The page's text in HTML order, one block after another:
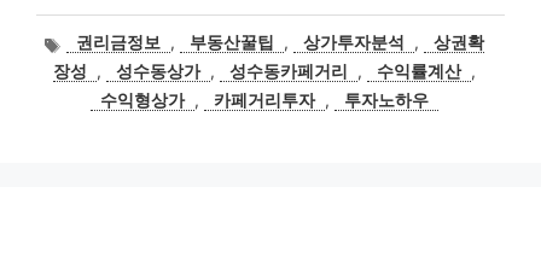
태
그
권리금정보 , 부동산꿀팁 , 상가투자분석 ,
상권확
장성
, 성수동상가 , 성수동카페거리 , 수익률계산 ,
수익형상가 , 카페거리투자 , 투자노하우